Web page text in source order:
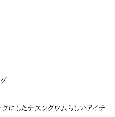
にしたナスングワムらしいアイテ